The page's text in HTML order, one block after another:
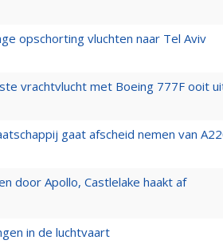
opschorting vluchten naar Tel Aviv
vrachtvlucht met Boeing 777F ooit
gaat afscheid nemen van
door Apollo, Castlelake haakt af
in de luchtvaart